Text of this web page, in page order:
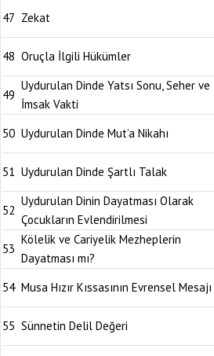
47 Zekat
48 Oruçla İlgili Hükümler
49
Uydurulan Dinde Yatsı Sonu, Seher ve
İmsak Vakti
50 Uydurulan Dinde Mut’a Nikahı
51 Uydurulan Dinde Şartlı Talak
52
Uydurulan Dinin Dayatması Olarak
Çocukların Evlendirilmesi
53
Kölelik ve Cariyelik Mezheplerin
Dayatması mı?
54 Musa Hızır Kıssasının Evrensel Mesajı
55 Sünnetin Delil Değeri